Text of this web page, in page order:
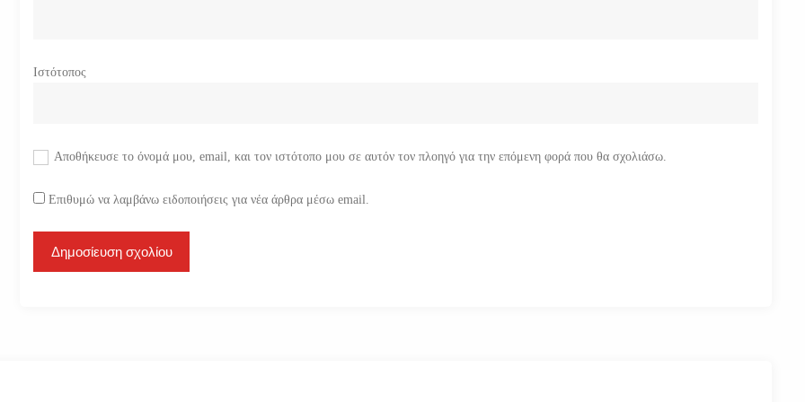
Ιστότοπος
Αποθήκευσε το όνομά μου, email, και τον ιστότοπο μου σε αυτόν τον πλοηγό για την επόμενη φορά που θα σχολιάσω.
Επιθυμώ να λαμβάνω ειδοποιήσεις για νέα άρθρα μέσω email.